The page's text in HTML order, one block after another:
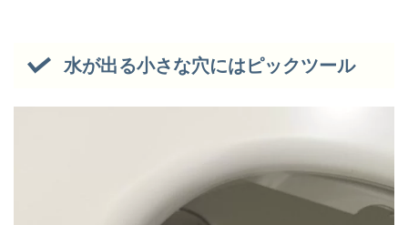
水が出る小さな穴にはピックツール